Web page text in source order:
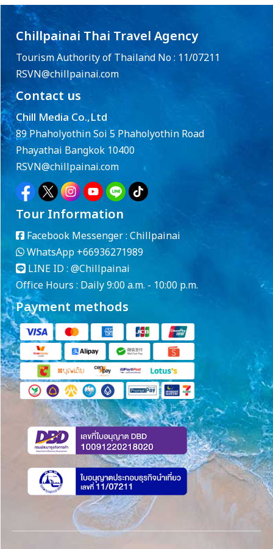
Chillpainai Thai Travel Agency
Tourism Authority of Thailand No : 11/07211
RSVN@chillpainai.com
Contact us
Chill Media Co.,Ltd
89 Phaholyothin Soi 5 Phaholyothin Road
Phayathai Bangkok 10400
RSVN@chillpainai.com
Tour Information
Facebook Messenger : Chillpainai
WhatsApp +66936271989
LINE ID : @Chillpainai
Office Hours : Daily 9:00 a.m. - 10:00 p.m.
Payment methods